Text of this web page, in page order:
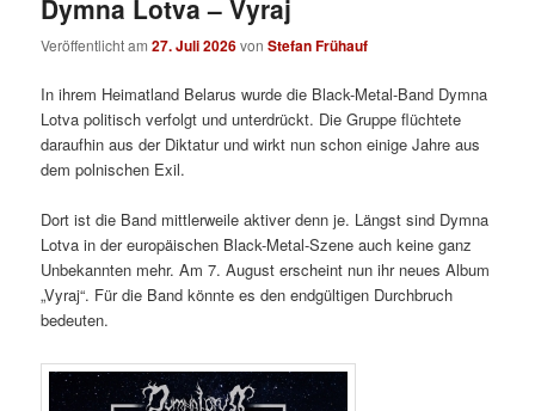
Dymna Lotva – Vyraj
Veröffentlicht am27. Juli 2026vonStefan Frühauf
In ihrem Heimatland Belarus wurde die Black-Metal-Band Dymna
Lotva politisch verfolgt und unterdrückt. Die Gruppe flüchtete
daraufhin aus der Diktatur und wirkt nun schon einige Jahre aus
dem polnischen Exil.
Dort ist die Band mittlerweile aktiver denn je. Längst sind Dymna
Lotva in der europäischen Black-Metal-Szene auch keine ganz
Unbekannten mehr. Am 7. August erscheint nun ihr neues Album
„Vyraj“. Für die Band könnte es den endgültigen Durchbruch
bedeuten.